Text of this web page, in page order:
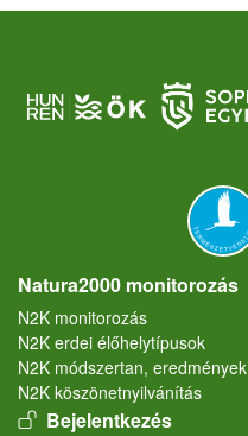
Natura2000 monitorozás
N2K monitorozás
N2K erdei élőhelytípusok
N2K módszertan, eredmények
N2K köszönetnyilvánítás
User account menu
Bejelentkezés